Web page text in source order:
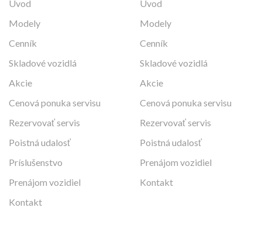
Úvod
Modely
Cenník
Skladové vozidlá
Akcie
Cenová ponuka servisu
Rezervovať servis
Poistná udalosť
Príslušenstvo
Prenájom vozidiel
Kontakt
Úvod
Modely
Cenník
Skladové vozidlá
Akcie
Cenová ponuka servisu
Rezervovať servis
Poistná udalosť
Prenájom vozidiel
Kontakt